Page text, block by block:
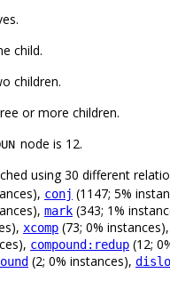
child.
children.
or more children.
node is 12.
using 30 different
conj (1147; 5%
mark (343; 1%
xcomp (73; 0% instances),
compound:redup (12;
(2; 0% instances),